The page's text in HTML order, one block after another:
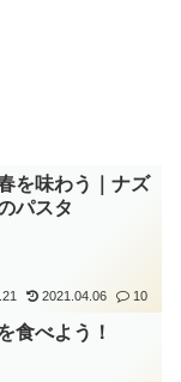
を味わう｜ナズ
パスタ
2021.04.06 10
食べよう！